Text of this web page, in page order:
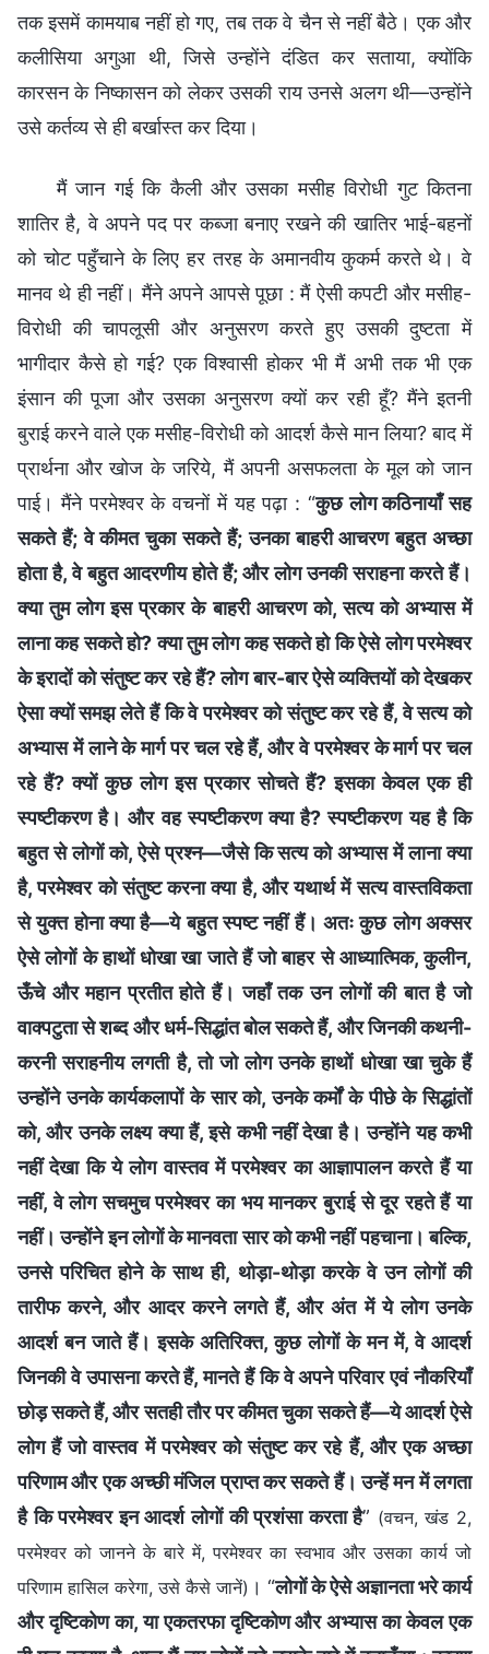
तक इसमें कामयाब नहीं हो गए, तब तक वे चैन से नहीं बैठे। एक और
कलीसिया अगुआ थी, जिसे उन्होंने दंडित कर सताया, क्योंकि
कारसन के निष्कासन को लेकर उसकी राय उनसे अलग थी—उन्होंने
उसे कर्तव्य से ही बर्खास्त कर दिया।
मैं जान गई कि कैली और उसका मसीह विरोधी गुट कितना
शातिर है, वे अपने पद पर कब्जा बनाए रखने की खातिर भाई-बहनों
को चोट पहुँचाने के लिए हर तरह के अमानवीय कुकर्म करते थे। वे
मानव थे ही नहीं। मैंने अपने आपसे पूछा : मैं ऐसी कपटी और मसीह-
विरोधी की चापलूसी और अनुसरण करते हुए उसकी दुष्टता में
भागीदार कैसे हो गई? एक विश्वासी होकर भी मैं अभी तक भी एक
इंसान की पूजा और उसका अनुसरण क्यों कर रही हूँ? मैंने इतनी
बुराई करने वाले एक मसीह-विरोधी को आदर्श कैसे मान लिया? बाद में
प्रार्थना और खोज के जरिये, मैं अपनी असफलता के मूल को जान
पाई। मैंने परमेश्वर के वचनों में यह पढ़ा : “कुछ लोग कठिनायाँ सह
सकते हैं; वे कीमत चुका सकते हैं; उनका बाहरी आचरण बहुत अच्छा
होता है, वे बहुत आदरणीय होते हैं; और लोग उनकी सराहना करते हैं।
क्या तुम लोग इस प्रकार के बाहरी आचरण को, सत्य को अभ्यास में
लाना कह सकते हो? क्या तुम लोग कह सकते हो कि ऐसे लोग परमेश्वर
के इरादों को संतुष्ट कर रहे हैं? लोग बार-बार ऐसे व्यक्तियों को देखकर
ऐसा क्यों समझ लेते हैं कि वे परमेश्वर को संतुष्ट कर रहे हैं, वे सत्य को
अभ्यास में लाने के मार्ग पर चल रहे हैं, और वे परमेश्वर के मार्ग पर चल
रहे हैं? क्यों कुछ लोग इस प्रकार सोचते हैं? इसका केवल एक ही
स्पष्टीकरण है। और वह स्पष्टीकरण क्या है? स्पष्टीकरण यह है कि
बहुत से लोगों को, ऐसे प्रश्न—जैसे कि सत्य को अभ्यास में लाना क्या
है, परमेश्वर को संतुष्ट करना क्या है, और यथार्थ में सत्य वास्तविकता
से युक्त होना क्या है—ये बहुत स्पष्ट नहीं हैं। अतः कुछ लोग अक्सर
ऐसे लोगों के हाथों धोखा खा जाते हैं जो बाहर से आध्यात्मिक, कुलीन,
ऊँचे और महान प्रतीत होते हैं। जहाँ तक उन लोगों की बात है जो
वाक्पटुता से शब्द और धर्म-सिद्धांत बोल सकते हैं, और जिनकी कथनी-
करनी सराहनीय लगती है, तो जो लोग उनके हाथों धोखा खा चुके हैं
उन्होंने उनके कार्यकलापों के सार को, उनके कर्मों के पीछे के सिद्धांतों
को, और उनके लक्ष्य क्या हैं, इसे कभी नहीं देखा है। उन्होंने यह कभी
नहीं देखा कि ये लोग वास्तव में परमेश्वर का आज्ञापालन करते हैं या
नहीं, वे लोग सचमुच परमेश्वर का भय मानकर बुराई से दूर रहते हैं या
नहीं। उन्होंने इन लोगों के मानवता सार को कभी नहीं पहचाना। बल्कि,
उनसे परिचित होने के साथ ही, थोड़ा-थोड़ा करके वे उन लोगों की
तारीफ करने, और आदर करने लगते हैं, और अंत में ये लोग उनके
आदर्श बन जाते हैं। इसके अतिरिक्त, कुछ लोगों के मन में, वे आदर्श
जिनकी वे उपासना करते हैं, मानते हैं कि वे अपने परिवार एवं नौकरियाँ
छोड़ सकते हैं, और सतही तौर पर कीमत चुका सकते हैं—ये आदर्श ऐसे
लोग हैं जो वास्तव में परमेश्वर को संतुष्ट कर रहे हैं, और एक अच्छा
परिणाम और एक अच्छी मंजिल प्राप्त कर सकते हैं। उन्हें मन में लगता
है कि परमेश्वर इन आदर्श लोगों की प्रशंसा करता है” (वचन, खंड 2,
परमेश्वर को जानने के बारे में, परमेश्वर का स्वभाव और उसका कार्य जो
परिणाम हासिल करेगा, उसे कैसे जानें) । “लोगों के ऐसे अज्ञानता भरे कार्य
और दृष्टिकोण का, या एकतरफा दृष्टिकोण और अभ्यास का केवल एक